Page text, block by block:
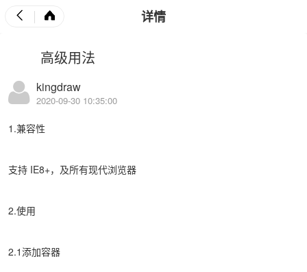
详情
高级用法
kingdraw
2020-09-30 10:35:00
1.兼容性
支持 IE8+，及所有现代浏览器
2.使用
2.1添加容器